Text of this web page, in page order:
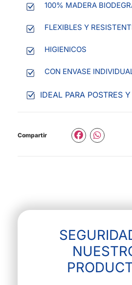
100% MADERA
FLEXIBLES Y
HIGIENICOS
CON ENVASE
IDEAL PARA POSTRES
Compartir